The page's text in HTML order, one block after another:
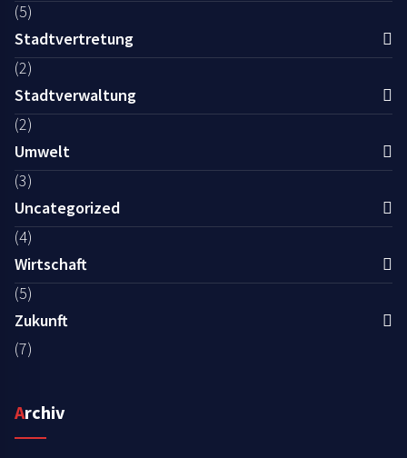
(5)
Stadtvertretung
(2)
Stadtverwaltung
(2)
Umwelt
(3)
Uncategorized
(4)
Wirtschaft
(5)
Zukunft
(7)
Archiv